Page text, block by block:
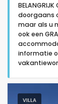
Type
Mensen
doorgaans
maar als u
ook een
informatie
VILLA